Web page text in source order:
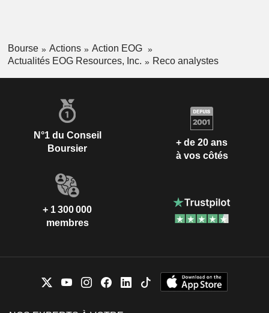
Bourse Actions
Action EOG
Actualités EOG Resources, Inc.
Reco analystes
N°1 du Conseil
Boursier
+ de 20 ans
à vos côtés
+ 1 300 000
membres